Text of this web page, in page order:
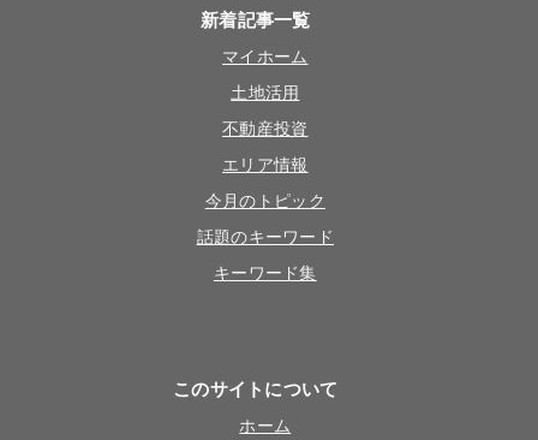
新着記事一覧
マイホーム
土地活用
不動産投資
エリア情報
今月のトピック
話題のキーワード
キーワード集
このサイトについて
ホーム